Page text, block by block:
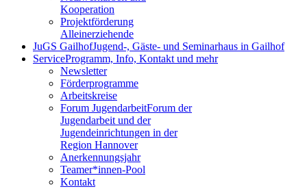
Kooperation
Projektförderung
Alleinerziehende
JuGS GailhofJugend-, Gäste- und Seminarhaus in Gailhof
ServiceProgramm, Info, Kontakt und mehr
Newsletter
Förderprogramme
Arbeitskreise
Forum JugendarbeitForum der
Jugendarbeit und der
Jugendeinrichtungen in der
Region Hannover
Anerkennungsjahr
Teamer*innen-Pool
Kontakt